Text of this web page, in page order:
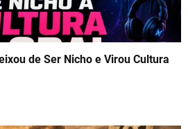
de Ser Nicho e Virou Cultura